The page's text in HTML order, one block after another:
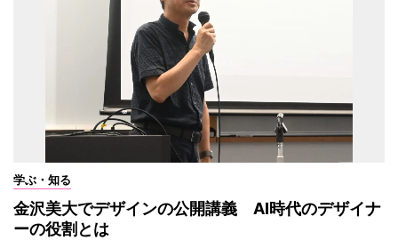
学ぶ・知る
金沢美大でデザインの公開講義 AI時代のデザイナ
ーの役割とは